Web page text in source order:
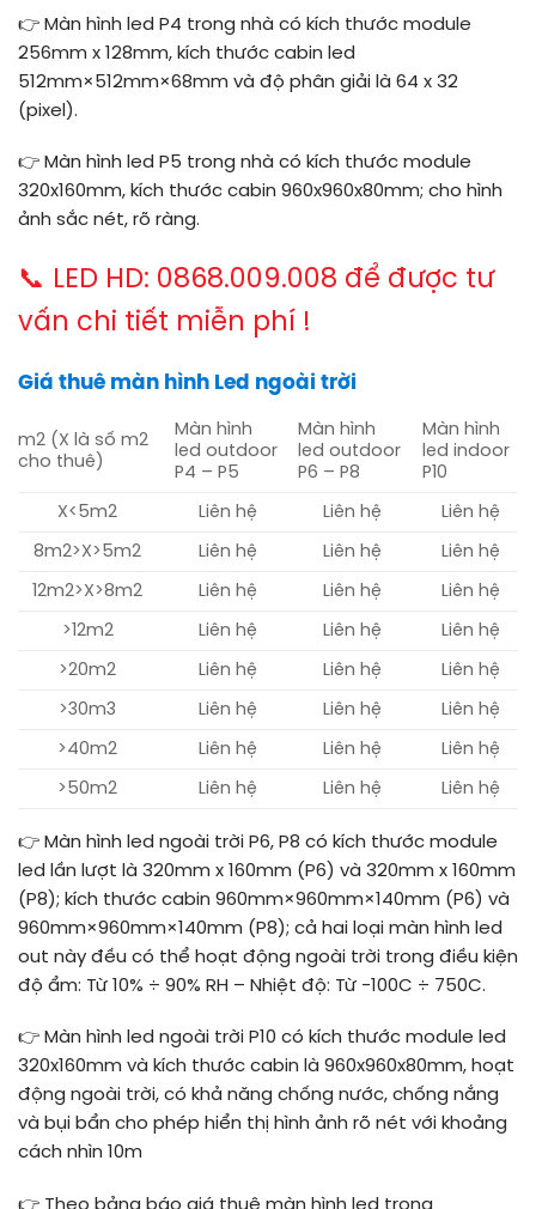
👉 Màn hình led P4 trong nhà có kích thước module
256mm x 128mm, kích thước cabin led
512mm×512mm×68mm và độ phân giải là 64 x 32
(pixel).
👉 Màn hình led P5 trong nhà có kích thước module
320x160mm, kích thước cabin 960x960x80mm; cho hình
ảnh sắc nét, rõ ràng.
📞 LED HD: 0868.009.008 để được tư
vấn chi tiết miễn phí !
Giá thuê màn hình Led ngoài trời
m2 (X là số m2
cho thuê)
Màn hình
led outdoor
P4 – P5
Màn hình
led outdoor
P6 – P8
Màn hình
led indoor
P10
X<5m2 Liên hệ Liên hệ Liên hệ
8m2>X>5m2 Liên hệ Liên hệ Liên hệ
12m2>X>8m2 Liên hệ Liên hệ Liên hệ
>12m2 Liên hệ Liên hệ Liên hệ
>20m2 Liên hệ Liên hệ Liên hệ
>30m3 Liên hệ Liên hệ Liên hệ
>40m2 Liên hệ Liên hệ Liên hệ
>50m2 Liên hệ Liên hệ Liên hệ
👉 Màn hình led ngoài trời P6, P8 có kích thước module
led lần lượt là 320mm x 160mm (P6) và 320mm x 160mm
(P8); kích thước cabin 960mm×960mm×140mm (P6) và
960mm×960mm×140mm (P8); cả hai loại màn hình led
out này đều có thể hoạt động ngoài trời trong điều kiện
độ ẩm: Từ 10% ÷ 90% RH – Nhiệt độ: Từ -100C ÷ 750C.
👉 Màn hình led ngoài trời P10 có kích thước module led
320x160mm và kích thước cabin là 960x960x80mm, hoạt
động ngoài trời, có khả năng chống nước, chống nắng
và bụi bẩn cho phép hiển thị hình ảnh rõ nét với khoảng
cách nhìn 10m
👉 Theo bảng báo giá thuê màn hình led trong